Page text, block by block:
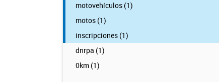
motovehículos (1)
motos (1)
inscripciones (1)
dnrpa (1)
0km (1)